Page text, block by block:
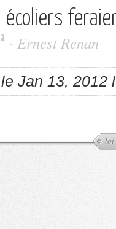
écoliers
- Ernest Renan
Jan 13, 2012
loi